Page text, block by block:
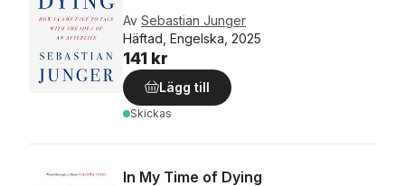
Av Sebastian Junger
Häftad, Engelska, 2025
141 kr
Lägg till
Skickas
In My Time of Dying